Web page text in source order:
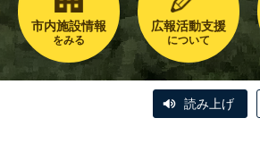
市内施設情報
をみる
広報活動支援
について
読み上げ